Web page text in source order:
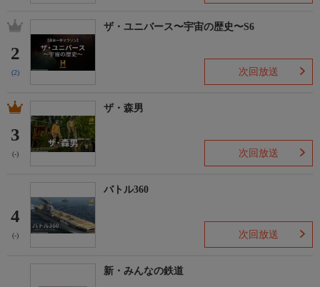
2
(2)
ザ・ユニバース〜宇宙の歴史〜S6
次回放送
3
(-)
ザ・森男
次回放送
4
(-)
バトル360
次回放送
新・みんなの鉄道